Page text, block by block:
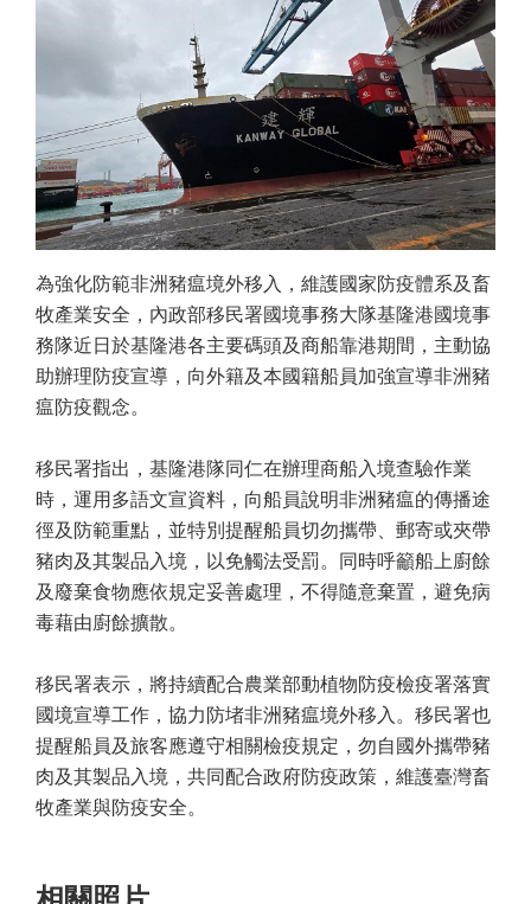
為強化防範非洲豬瘟境外移入，維護國家防疫體系及畜
牧產業安全，內政部移民署國境事務大隊基隆港國境事
務隊近日於基隆港各主要碼頭及商船靠港期間，主動協
助辦理防疫宣導，向外籍及本國籍船員加強宣導非洲豬
瘟防疫觀念。
移民署指出，基隆港隊同仁在辦理商船入境查驗作業
時，運用多語文宣資料，向船員說明非洲豬瘟的傳播途
徑及防範重點，並特別提醒船員切勿攜帶、郵寄或夾帶
豬肉及其製品入境，以免觸法受罰。同時呼籲船上廚餘
及廢棄食物應依規定妥善處理，不得隨意棄置，避免病
毒藉由廚餘擴散。
移民署表示，將持續配合農業部動植物防疫檢疫署落實
國境宣導工作，協力防堵非洲豬瘟境外移入。移民署也
提醒船員及旅客應遵守相關檢疫規定，勿自國外攜帶豬
肉及其製品入境，共同配合政府防疫政策，維護臺灣畜
牧產業與防疫安全。